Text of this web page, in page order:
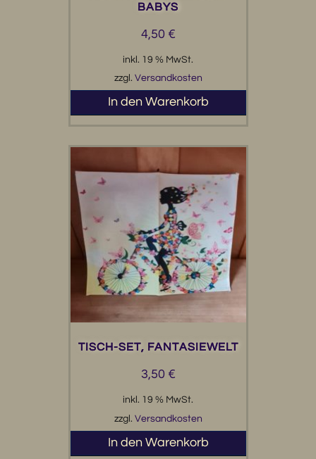
BABYS
4,50 €
inkl. 19 % MwSt.
zzgl. Versandkosten
In den Warenkorb
TISCH-SET, FANTASIEWELT
3,50 €
inkl. 19 % MwSt.
zzgl. Versandkosten
In den Warenkorb